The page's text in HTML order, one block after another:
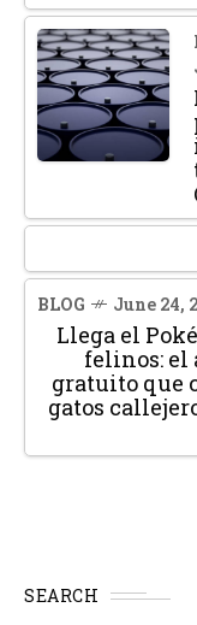
BLOG June 24,
Llega el
felinos: el
gratuito que
gatos
SEARCH